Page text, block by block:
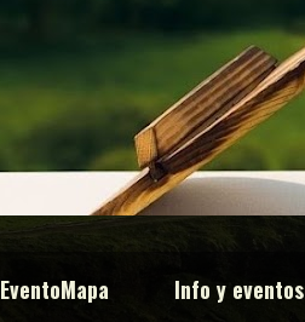
EventoMapa Info y eventos